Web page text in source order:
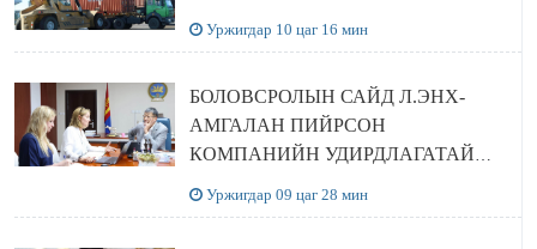
Уржигдар 10 цаг 16 мин
БОЛОВСРОЛЫН САЙД Л.ЭНХ-
АМГАЛАН ПИЙРСОН
КОМПАНИЙН УДИРДЛАГАТАЙ
Уржигдар 09 цаг 28 мин